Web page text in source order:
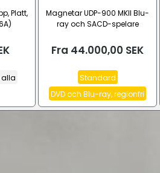
Platt,
alla
Magnetar UDP-900 MKII Blu-
ray och SACD-spelare
Fra 44.000,00 SEK
Standard
DVD och Blu-ray, regionfri